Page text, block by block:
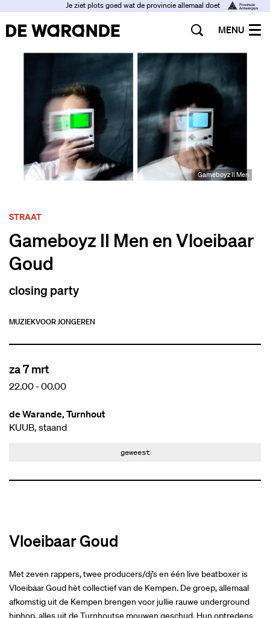
Je ziet plots goed wat de provincie allemaal doet
MENU
Gameboyz II Men
Gameboyz II Men en Vloeibaar
Goud
closing party
STRAAT
MUZIEKVOOR JONGEREN
za 7 mrt
22.00-00.00
de Warande, Turnhout
KUUB, staand
geweest
Vloeibaar Goud
Met zeven rappers, twee producers/dj’s en één live beatboxer is
Vloeibaar Goud hèt collectief van de Kempen. De groep, allemaal
afkomstig uit de Kempen brengen voor jullie rauwe underground
hiphop, alles uit de Turnhoutse mouwen geschud. Hun optredens